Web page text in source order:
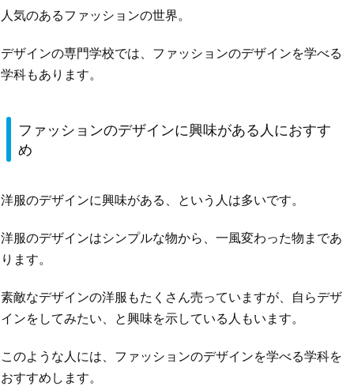
人気のあるファッションの世界。
デザインの専門学校では、ファッションのデザインを学べる
学科もあります。
ファッションのデザインに興味がある人におすす
め
洋服のデザインに興味がある、という人は多いです。
洋服のデザインはシンプルな物から、一風変わった物まであ
ります。
素敵なデザインの洋服もたくさん売っていますが、自らデザ
インをしてみたい、と興味を示している人もいます。
このような人には、ファッションのデザインを学べる学科を
おすすめします。